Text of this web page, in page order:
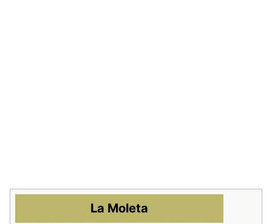
La Moleta